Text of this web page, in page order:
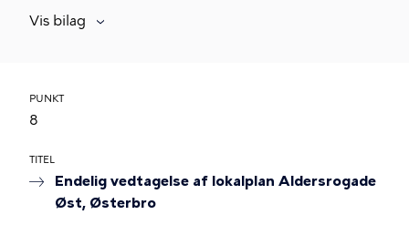
Vis bilag
PUNKT
8
TITEL
Endelig vedtagelse af lokalplan Aldersrogade
Øst, Østerbro